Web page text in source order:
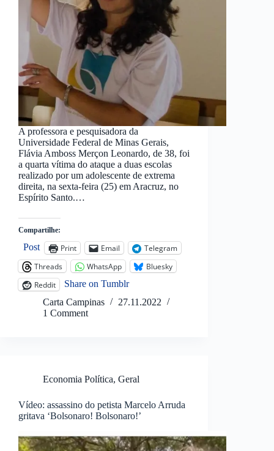
A professora e pesquisadora da
Universidade Federal de Minas Gerais,
Flávia Amboss Merçon Leonardo, de 38, foi
a quarta vítima do ataque a duas escolas
realizado por um adolescente de extrema
direita, na sexta-feira (25) em Aracruz, no
Espírito Santo.…
Compartilhe:
Post Print Email
Telegram
Threads
WhatsApp
Bluesky
Reddit
Share on Tumblr
Carta Campinas
27.11.2022
1 Comment
Economia Política, Geral
Vídeo: assassino do petista Marcelo Arruda
gritava ‘Bolsonaro! Bolsonaro!’